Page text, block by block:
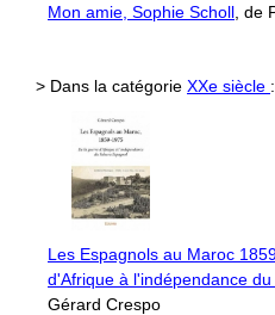
Mon amie, Sophie Scholl , de
> Dans la catégorie XXe siècle :
Les Espagnols au Maroc
d'Afrique à l'indépendance
Gérard Crespo